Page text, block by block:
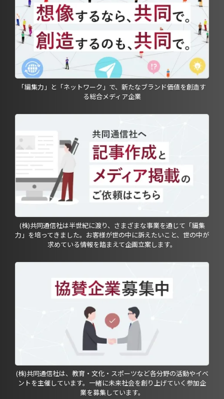
「編集力」と「ネットワーク」で、新たなブランド価値を創造す
る総合メディア企業
(株)共同通信社は半世紀に渡り、さまざまな事業を通じて「編集
力」を培ってきました。お客様が世の中に訴えたいこと、世の中が
求めている情報を踏まえて企画立案します。
(株)共同通信社は、教育・文化・スポーツなど各分野の活動やイベ
ントを主催しています。一緒に未来社会を創り上げていく参加企
業を募集しています。